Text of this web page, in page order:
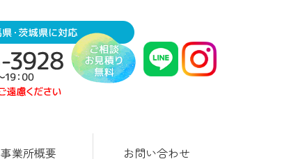
事業所概要 お問い合わせ